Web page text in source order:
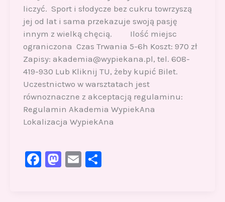
liczyć. Sport i słodycze bez cukru towrzyszą
jej od lat i sama przekazuje swoją pasję
innym z wielką chęcią. Ilość miejsc
ograniczona Czas Trwania 5-6h Koszt: 970 zł
Zapisy: akademia@wypiekana.pl, tel. 608-
419-930 Lub Kliknij TU, żeby kupić Bilet.
Uczestnictwo w warsztatach jest
równoznaczne z akceptacją regulaminu:
Regulamin Akademia WypiekAna
Lokalizacja WypiekAna
F
M E S